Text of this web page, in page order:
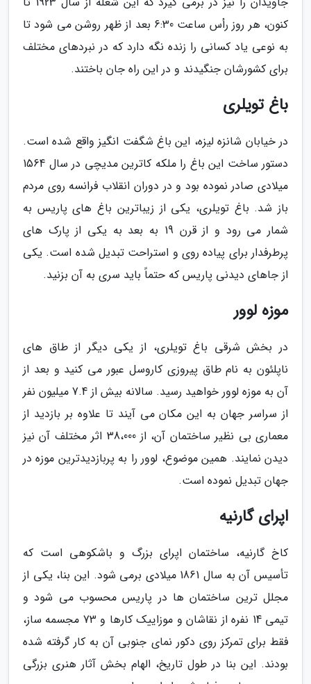
کنون، هر روز رأس ساعت 6:30 بعد از ظهر روشن می شود تا
به نوعی یاد کسانی را زنده نگه دارد که در نبردهای مختلف
برای کشورشان جنگیدند و در این راه جان باختند.
باغ تویلری
در خیابان شانزه لیزه، این باغ شگفت انگیز واقع شده است.
دستور ساخت این باغ را ملکه کاترین مدیچی در سال 1564
میلادی صادر نموده بود و در دوران انقلاب فرانسه روی مردم
باز شد. باغ تویلری، یکی از زیباترین باغ های پاریس به
شمار می رود و از قرن 19 به بعد به یکی از پارک های
پرطرفدار برای پیاده روی و استراحت تبدیل شده است. یکی
از جاهای دیدنی پاریس که حتماً باید سری به آن بزنید.
موزه لوور
در بخش شرقی باغ تویلری، از یکی دیگر از طاق های
ناپلئون به نام طاق پیروزی کاروسل عبور می کنید و بعد از
آن به موزه لوور خواهید رسید. سالانه بیش از 7.4 میلیون نفر
از سراسر جهان به این مکان می آیند تا علاوه بر بازدید از
معماری بی نظیر ساختمان آن، از 38،000 اثر مختلف آن نیز
دیدن نمایند. همین موضوع، لوور را به پربازدیدترین موزه در
جهان تبدیل نموده است.
اپرای گارنیه
کاخ گارنیه، ساختمان اپرای بزرگ و باشکوهی است که
تأسیس آن به سال 1861 میلادی برمی شود. این بنا، یکی از
مجلل ترین ساختمان ها در پاریس محسوب می شود و
تیمی 14 نفره از نقاشان و موزاییک کارها و 73 مجسمه ساز،
فقط برای تمرکز روی دکور نمای جنوبی آن به کار گرفته شده
بودند. این بنا در طول تاریخ، الهام بخش آثار هنری بزرگی